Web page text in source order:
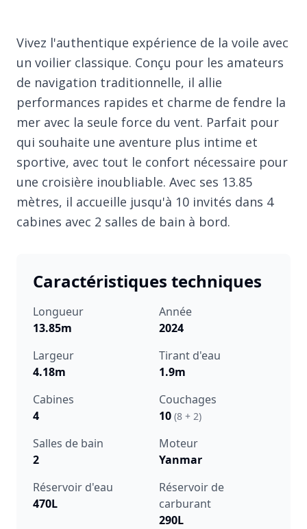
Vivez l'authentique expérience de la voile avec
un voilier classique. Conçu pour les amateurs
de navigation traditionnelle, il allie
performances rapides et charme de fendre la
mer avec la seule force du vent. Parfait pour
qui souhaite une aventure plus intime et
sportive, avec tout le confort nécessaire pour
une croisière inoubliable. Avec ses 13.85
mètres, il accueille jusqu'à 10 invités dans 4
cabines avec 2 salles de bain à bord.
Caractéristiques techniques
Longueur
13.85m
Année
2024
Largeur
4.18m
Tirant d'eau
1.9m
Cabines
4
Couchages
10 (8 + 2)
Salles de bain
2
Moteur
Yanmar
Réservoir d'eau
470L
Réservoir de
carburant
290L